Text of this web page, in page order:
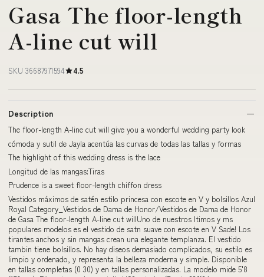
Gasa The floor-length
A-line cut will
SKU 36687971594 4.5
Description
The floor-length A-line cut will give you a wonderful wedding party look
cómoda y sutil de Jayla acentúa las curvas de todas las tallas y formas
The highlight of this wedding dress is the lace
Longitud de las mangas:Tiras
Prudence is a sweet floor-length chiffon dress
Vestidos máximos de satén estilo princesa con escote en V y bolsillos Azul
Royal Category_Vestidos de Dama de Honor/Vestidos de Dama de Honor
de Gasa The floor-length A-line cut willUno de nuestros ltimos y ms
populares modelos es el vestido de satn suave con escote en V Sade! Los
tirantes anchos y sin mangas crean una elegante templanza. El vestido
tambin tiene bolsillos. No hay diseos demasiado complicados, su estilo es
limpio y ordenado, y representa la belleza moderna y simple. Disponible
en tallas completas (0 30) y en tallas personalizadas. La modelo mide 5'8